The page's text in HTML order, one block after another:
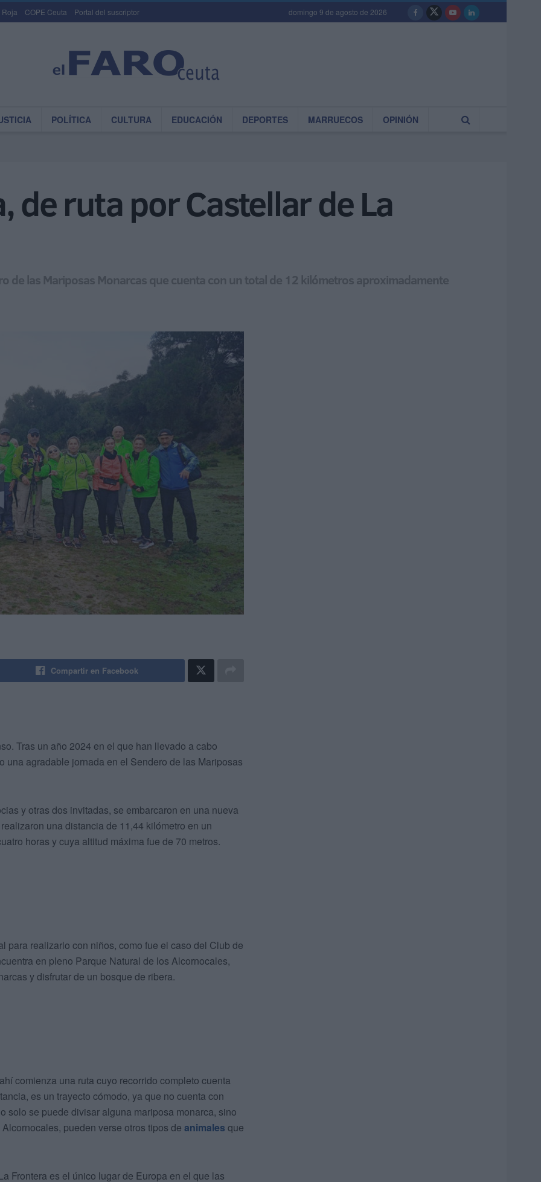
Roja COPE Ceuta Portal del suscriptor domingo 9 de agosto de 2026
POLÍTICA CULTURA EDUCACIÓN DEPORTES MARRUECOS OPINIÓN
de ruta por Castellar de La
de las Mariposas Monarcas que cuenta con un total de 12 kilómetros aproximadamente
Compartir en Facebook
Tras un año 2024 en el que han llevado a cabo
agradable jornada en el Sendero de las Mariposas
y otras dos invitadas, se embarcaron en una nueva
una distancia de 11,44 kilómetro en un
horas y cuya altitud máxima fue de 70 metros.
para realizarlo con niños, como fue el caso del Club de
en pleno Parque Natural de los Alcornocales,
y disfrutar de un bosque de ribera.
comienza una ruta cuyo recorrido completo cuenta
es un trayecto cómodo, ya que no cuenta con
solo se puede divisar alguna mariposa monarca, sino
pueden verse otros tipos de animales que
Frontera es el único lugar de Europa en el que las